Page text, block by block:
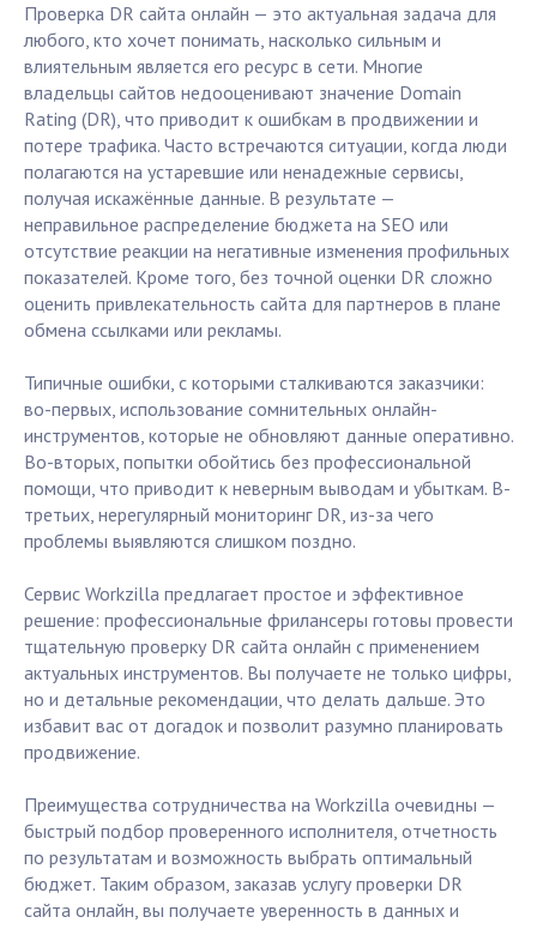
Проверка DR сайта онлайн — это актуальная задача для
любого, кто хочет понимать, насколько сильным и
влиятельным является его ресурс в сети. Многие
владельцы сайтов недооценивают значение Domain
Rating (DR), что приводит к ошибкам в продвижении и
потере трафика. Часто встречаются ситуации, когда люди
полагаются на устаревшие или ненадежные сервисы,
получая искажённые данные. В результате —
неправильное распределение бюджета на SEO или
отсутствие реакции на негативные изменения профильных
показателей. Кроме того, без точной оценки DR сложно
оценить привлекательность сайта для партнеров в плане
обмена ссылками или рекламы.
Типичные ошибки, с которыми сталкиваются заказчики:
во-первых, использование сомнительных онлайн-
инструментов, которые не обновляют данные оперативно.
Во-вторых, попытки обойтись без профессиональной
помощи, что приводит к неверным выводам и убыткам. В-
третьих, нерегулярный мониторинг DR, из-за чего
проблемы выявляются слишком поздно.
Сервис Workzilla предлагает простое и эффективное
решение: профессиональные фрилансеры готовы провести
тщательную проверку DR сайта онлайн с применением
актуальных инструментов. Вы получаете не только цифры,
но и детальные рекомендации, что делать дальше. Это
избавит вас от догадок и позволит разумно планировать
продвижение.
Преимущества сотрудничества на Workzilla очевидны —
быстрый подбор проверенного исполнителя, отчетность
по результатам и возможность выбрать оптимальный
бюджет. Таким образом, заказав услугу проверки DR
сайта онлайн, вы получаете уверенность в данных и